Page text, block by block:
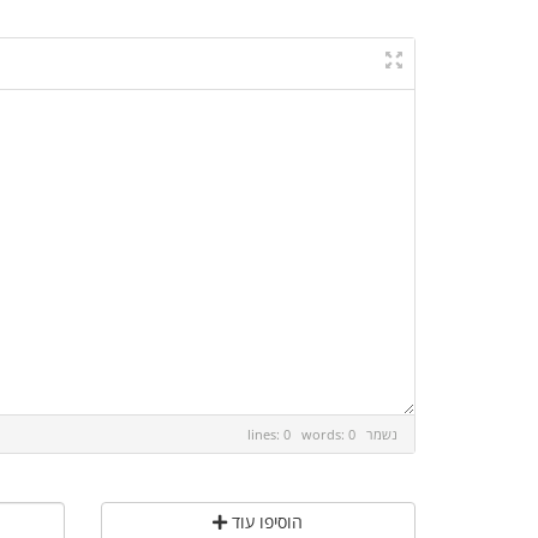
lines: 0 words: 0 נשמר
הוסיפו עוד